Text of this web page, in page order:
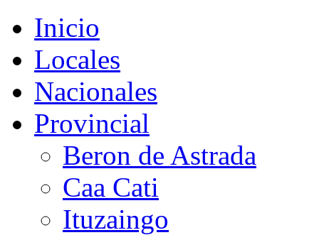
Inicio
Locales
Nacionales
Provincial
Beron de Astrada
Caa Cati
Ituzaingo